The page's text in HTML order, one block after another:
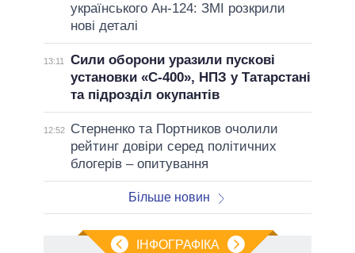
українського Ан-124: ЗМІ розкрили
нові деталі
13:11
Сили оборони уразили пускові
установки «С-400», НПЗ у Татарстані
та підрозділ окупантів
12:52
Стерненко та Портников очолили
рейтинг довіри серед політичних
блогерів – опитування
Більше новин
ІНФОГРАФІКА